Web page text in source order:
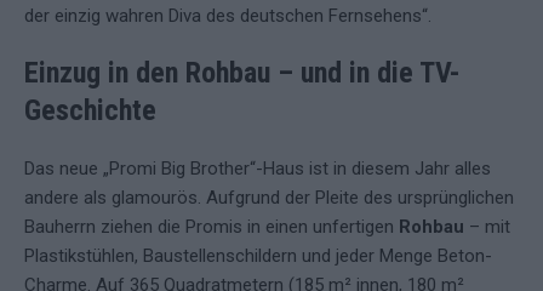
der einzig wahren Diva des deutschen Fernsehens“.
Einzug in den Rohbau – und in die TV-
Geschichte
Das neue „Promi Big Brother“-Haus ist in diesem Jahr alles
andere als glamourös. Aufgrund der Pleite des ursprünglichen
Bauherrn ziehen die Promis in einen unfertigen Rohbau – mit
Plastikstühlen, Baustellenschildern und jeder Menge Beton-
Charme. Auf 365 Quadratmetern (185 m² innen, 180 m²